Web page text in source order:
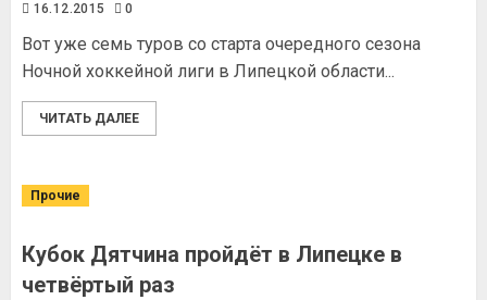
16.12.2015 0
Вот уже семь туров со старта очередного сезона
Ночной хоккейной лиги в Липецкой области...
ЧИТАТЬ ДАЛЕЕ
Прочие
Кубок Дятчина пройдёт в Липецке в
четвёртый раз